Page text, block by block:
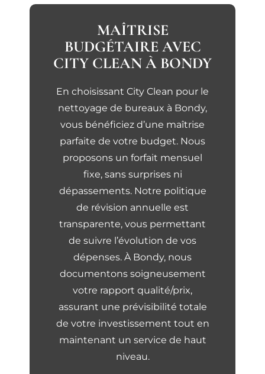
MAÎTRISE
BUDGÉTAIRE AVEC
CITY CLEAN À BONDY
En choisissant City Clean pour le
nettoyage de bureaux à Bondy,
vous bénéficiez d’une maîtrise
parfaite de votre budget. Nous
proposons un forfait mensuel
fixe, sans surprises ni
dépassements. Notre politique
de révision annuelle est
transparente, vous permettant
de suivre l’évolution de vos
dépenses. À Bondy, nous
documentons soigneusement
votre rapport qualité/prix,
assurant une prévisibilité totale
de votre investissement tout en
maintenant un service de haut
niveau.